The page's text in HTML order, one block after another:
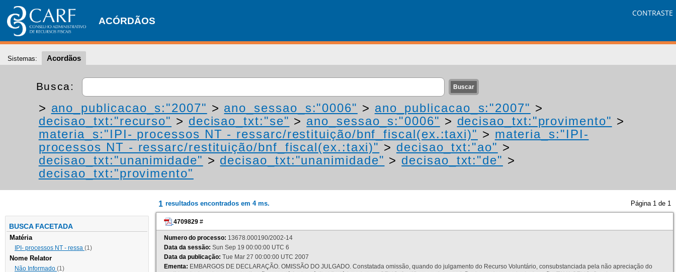
ACÓRDÃOS
CONTRASTE
Sistemas: Acordãos
Busca:
> ano_publicacao_s:"2007" > ano_sessao_s:"0006" > ano_publicacao_s:"2007" >
decisao_txt:"recurso" > decisao_txt:"se" > ano_sessao_s:"0006" > decisao_txt:"provimento" >
materia_s:"IPI- processos NT - ressarc/restituição/bnf_fiscal(ex.:taxi)" > materia_s:"IPI-
processos NT - ressarc/restituição/bnf_fiscal(ex.:taxi)" > decisao_txt:"ao" >
decisao_txt:"unanimidade" > decisao_txt:"unanimidade" > decisao_txt:"de" >
decisao_txt:"provimento"
BUSCA FACETADA
Matéria
IPI- processos NT - ressa (1)
Nome Relator
Não Informado (1)
1 resultados encontrados em 4 ms. Página 1 de 1
4709829 #
Numero do processo: 13678.000190/2002-14
Data da sessão: Sun Sep 19 00:00:00 UTC 6
Data da publicação: Tue Mar 27 00:00:00 UTC 2007
Ementa: EMBARGOS DE DECLARAÇÃO. OMISSÃO DO JULGADO. Constatada omissão, quando do julgamento do Recurso Voluntário, consubstanciada pela não apreciação do